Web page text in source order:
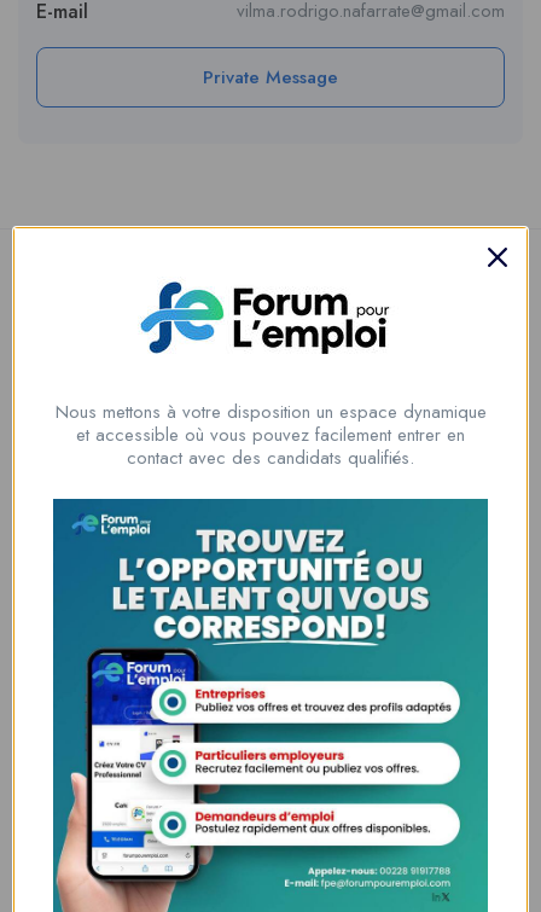
E-mail vilma.rodrigo.nafarrate@gmail.com
Private Message
Nous contacter
00228 91917788
la solution idéale pour tous ceux qui cherchent à se connecter au
monde du travail. Que vous soyez à la recherche d’une nouvelle
opportunité professionnelle ou que vous souhaitiez recruter les meilleurs
Lome, Togo
fpe@forumpouremploi.com / 0022891917788
Espaces Candidats
Parcourir les Candidats
Tableau de Bord
Nous mettons à votre disposition un espace dynamique
et accessible où vous pouvez facilement entrer en
contact avec des candidats qualifiés.